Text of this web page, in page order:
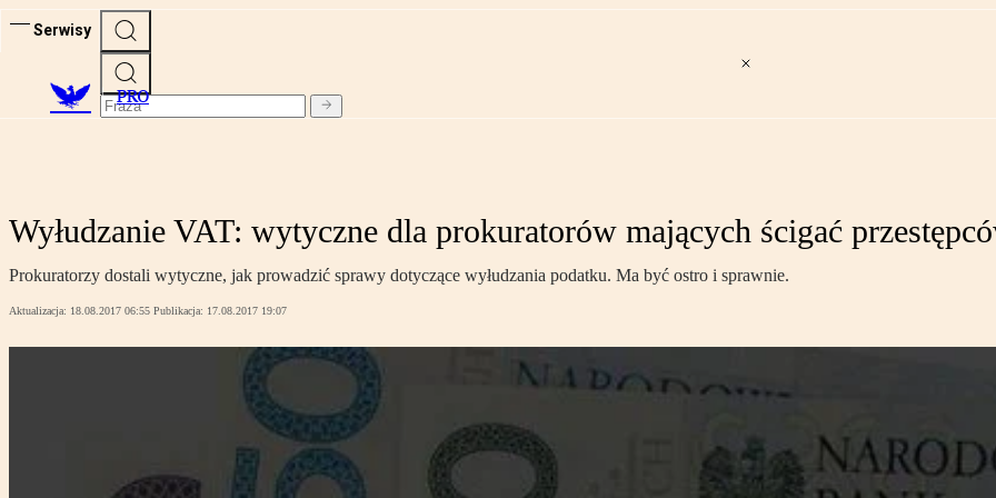
Serwisy
PRO
Wyłudzanie VAT: wytyczne dla prokuratorów mających ścigać
Prokuratorzy dostali wytyczne, jak prowadzić sprawy dotyczące wyłudzania podatku. Ma być ostro i sprawnie.
Aktualizacja: 18.08.2017 06:55 Publikacja: 17.08.2017 19:07